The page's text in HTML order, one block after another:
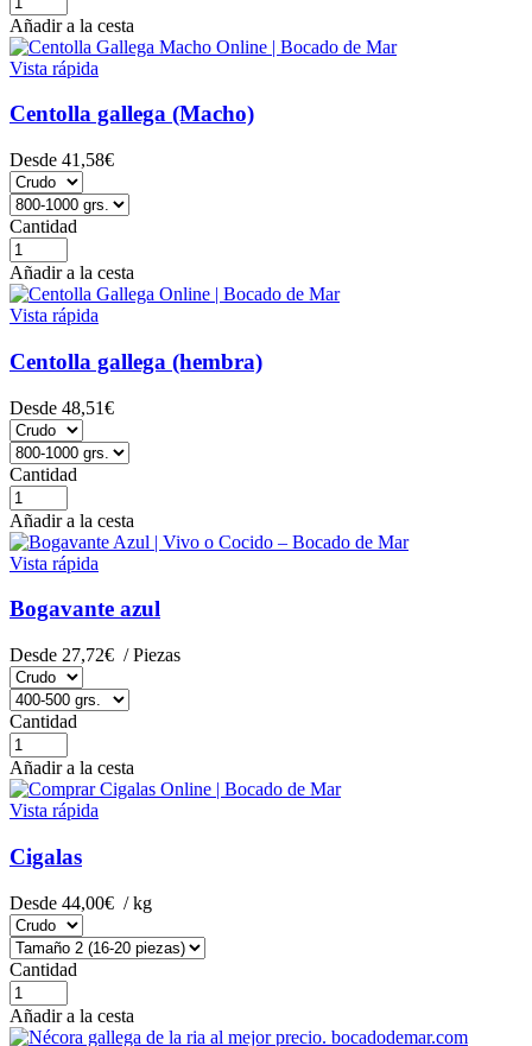
Añadir a la cesta
Vista rápida
Centolla gallega (Macho)
Desde 41,58€
Cantidad
Añadir a la cesta
Vista rápida
Centolla gallega (hembra)
Desde 48,51€
Cantidad
Añadir a la cesta
Vista rápida
Bogavante azul
Desde 27,72€ / Piezas
Cantidad
Añadir a la cesta
Vista rápida
Cigalas
Desde 44,00€ / kg
Cantidad
Añadir a la cesta